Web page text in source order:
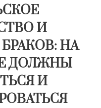
И
НА
ДОЛЖНЫ
И